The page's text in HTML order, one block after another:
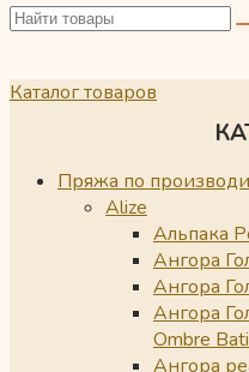
Каталог товаров
Пряжа по
Alize
Альпака
Ангора
Ангора
Ангора
Ombre
Ангора